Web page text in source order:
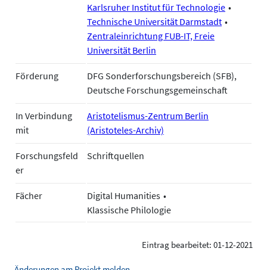
Karlsruher Institut für Technologie
Technische Universität Darmstadt
Zentraleinrichtung FUB-IT, Freie
Universität Berlin
Förderung
DFG Sonderforschungsbereich (SFB),
Deutsche Forschungsgemeinschaft
In Verbindung
mit
Aristotelismus-Zentrum Berlin
(Aristoteles-Archiv)
Forschungsfeld
er
Schriftquellen
Fächer
Digital Humanities
Klassische Philologie
Eintrag bearbeitet: 01-12-2021